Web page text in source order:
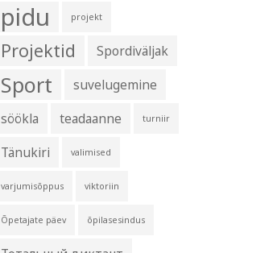
pidu projekt
Projektid Spordiväljak
Sport
suvelugemine
söökla
teadaanne turniir
Tänukiri valimised
varjumisõppus viktoriin
Õpetajate päev õpilasesindus